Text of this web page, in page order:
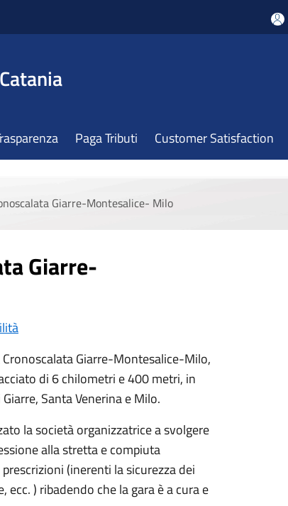
Paga Tributi Customer Satisfaction
Giarre-Montesalice- Milo
Giarre-
Giarre-Montesalice-Milo,
di 6 chilometri e 400 metri, in
Santa Venerina e Milo.
la società organizzatrice a svolgere
alla stretta e compiuta
(inerenti la sicurezza dei
) ribadendo che la gara è a cura e